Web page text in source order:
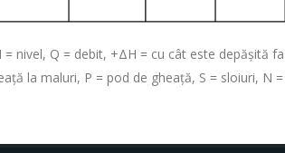
= nivel, Q = debit, +ΔH = cu cât este depăşită
la maluri, P = pod de gheaţă, S = sloiuri, N